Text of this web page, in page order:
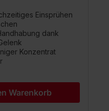
Einsprühen
dank
Konzentrat
Warenkorb